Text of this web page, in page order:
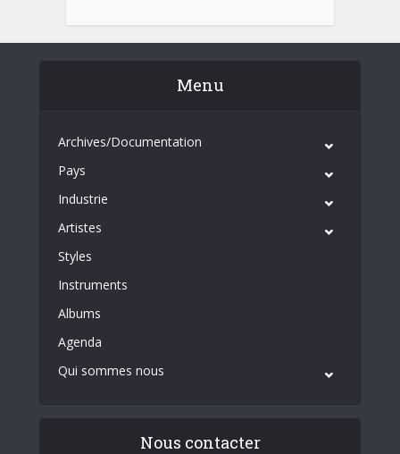
Menu
Archives/Documentation
Pays
Industrie
Artistes
Styles
Instruments
Albums
Agenda
Qui sommes nous
Nous contacter